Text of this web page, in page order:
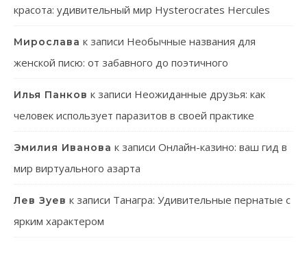
красота: удивительный мир Hysterocrates Hercules
Мирослава к записи Необычные названия для
женской писю: от забавного до поэтичного
Илья Панков к записи Неожиданные друзья: как
человек использует паразитов в своей практике
Эмилия Иванова к записи Онлайн-казино: ваш гид в
мир виртуального азарта
Лев Зуев к записи Танагра: Удивительные пернатые с
ярким характером